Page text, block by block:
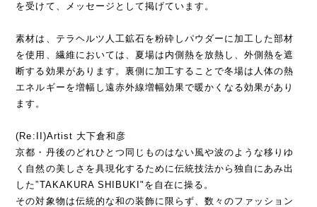
を受けて、メッセージとして掲げています。
素材は、テラヘルツ人工鉱石を粉砕しパウダーに加工した部材
を使用、繊維においては、夏場は内側熱を放熱し、外側熱を遮
断する効果があります。裏側に加工することで冬場は人体の熱
エネルギーを増幅し遠赤外線増幅効果で暖かくなる効果があり
ます。
(Re:II)Artist 大下倉和彦
京都・丹後のどれひとつ同じものはない風や波のような移りゆ
く自然の美しさを具現化するために伝統技法から独自にあみ出
した”TAKAKURA SHIBUKI"を自在に操る。
その対象物は伝統的な和の装飾に限らず、数々のファッション